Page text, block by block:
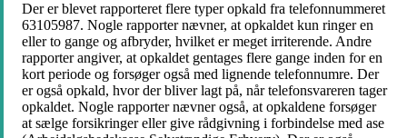
Der er blevet rapporteret flere typer opkald fra telefonnummeret
63105987. Nogle rapporter nævner, at opkaldet kun ringer en
eller to gange og afbryder, hvilket er meget irriterende. Andre
rapporter angiver, at opkaldet gentages flere gange inden for en
kort periode og forsøger også med lignende telefonnumre. Der
er også opkald, hvor der bliver lagt på, når telefonsvareren tager
opkaldet. Nogle rapporter nævner også, at opkaldene forsøger
at sælge forsikringer eller give rådgivning i forbindelse med ase